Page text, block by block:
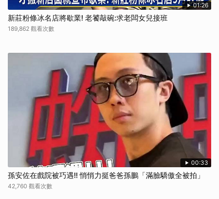
01:26
新莊粉條冰名店將歇業! 老饕敲碗:求老闆女兒接班
189,862 觀看次數
00:33
孫安佐在戲院被巧遇!! 悄悄力挺爸爸孫鵬「滿臉驕傲全被拍」
42,760 觀看次數